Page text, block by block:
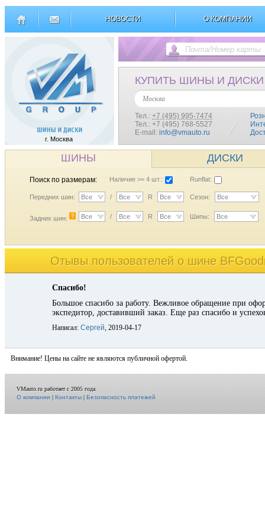
НОВОСТИ О КОМПАНИИ
г. Москва
КУПИТЬ ШИНЫ И ДИСКИ
Москва
Тел.: +7 (495) 995-7474
Тел.: +7 (495) 768-5527
E-mail: info@vmauto.ru
ШИНЫ ДИСКИ
Поиск по размерам: Наличие >= 4 шт.: Runflat:
Передних шин: Все / Все R Все Сезон: Все
Задних шин: ? Все / Все R Все Шипы: Все
Отывы пользователей o шине
Спасибо!
Большое спасибо за работу. Вежливое обращение при
экспедитор, доставивший заказ. Еще раз спасибо и
Написал: Сергей, 2019-04-17
Внимание! Цены на сайте не являются публичной офертой.
VMauto.ru работает с 2005 года.
О компании|Контакты|Безопасность платежей